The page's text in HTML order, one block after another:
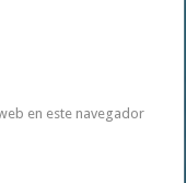
en este navegador